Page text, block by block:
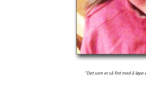
"Det som er så fint med å